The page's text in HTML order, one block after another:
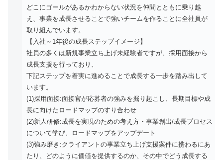
どこにゴールがあるかわからない状況を仲間とともに乗り越
え、事業を成長させることで強いチームを作ることに全社員が
取り組んでいます。
【入社～1年後の成長ステップイメージ】
社員の多くは新規事業立ち上げ未経験者ですが、採用面接から
成長支援を行っており、
下記ステップを着実に進めることで成長する一歩を踏み出して
います。
(1)採用面接:面接官が応募者の強みを掘り起こし、長期目標や成
長に向けたロードマップのすり合わせ
(2)新人研修:成長を実現のための考え方・事業創出/成長プロセス
について学び、ロードマップをアップデート
(3)強み磨き:クライアントの事業立ち上げ支援案件に携わるにあ
たり、どのように価値を提供するのか、その中でどう成長する